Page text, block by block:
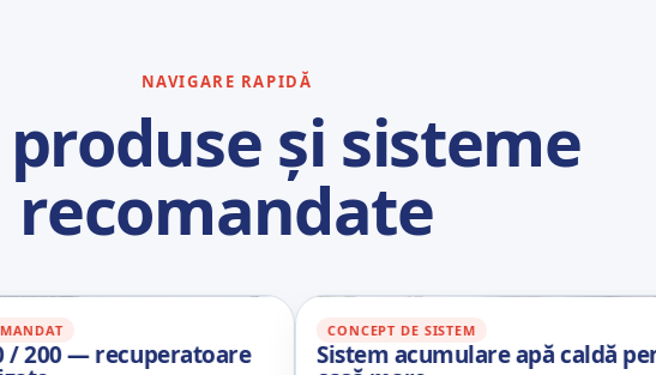
NAVIGARE RAPIDĂ
și sisteme
recomandate
recuperatoare
CONCEPT DE SISTEM
Sistem acumulare apă caldă pentru